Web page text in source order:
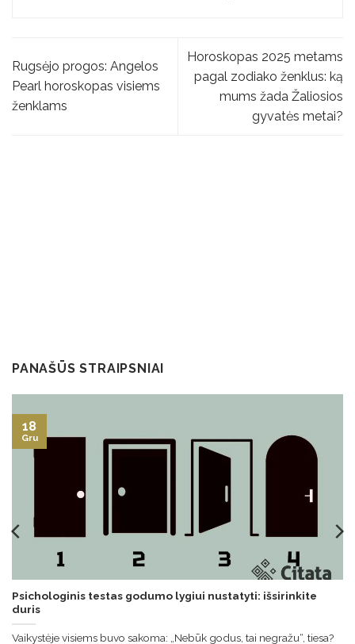
Rugsėjo progos: Angelos
Pearl horoskopas visiems
ženklams
Horoskopas 2025 metams
pagal zodiako ženklus: ką
mums žada Žaliosios
gyvatės metai?
PANAŠŪS STRAIPSNIAI
Psichologinis testas godumo lygiui nustatyti: išsirinkite
duris
Vaikystėje visiems buvo sakoma: „Nebūk godus, tai negražu“, tiesa?
18
Gru